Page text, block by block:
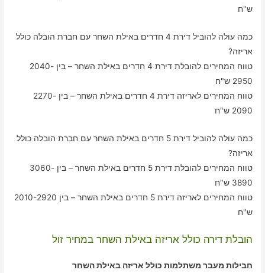
ש"ח
כמה עולה להוביל דירת 4 חדרים באילת השחר עם חברת הובלה כולל
אריזה?
טווח המחירים להובלת דירת 4 חדרים באילת השחר – בין 2040-
2950 ש"ח
טווח המחירים לאריזה דירת 4 חדרים באילת השחר – בין 2270-
2090 ש"ח
כמה עולה להוביל דירת 5 חדרים באילת השחר עם חברת הובלה כולל
אריזה?
טווח המחירים להובלת דירת 5 חדרים באילת השחר – בין 3060-
3890 ש"ח
טווח המחירים לאריזה דירת 5 חדרים באילת השחר – בין 2010-2920
ש"ח
הובלת דירה כולל אריזה באילת השחר במחיר זול
חבילות מעבר משתלמות כולל אריזה באילת השחר